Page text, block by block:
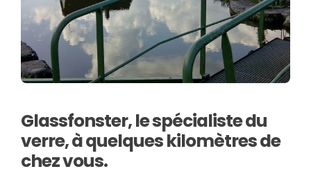
Glassfonster, le spécialiste du
verre, à quelques kilomètres de
chez vous.